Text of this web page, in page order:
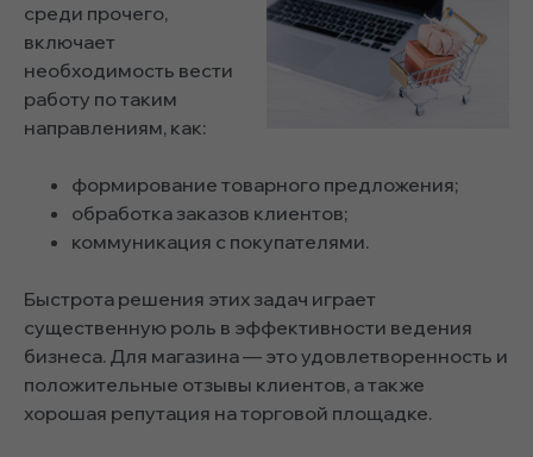
среди прочего,
включает
необходимость вести
работу по таким
направлениям, как:
формирование товарного предложения;
обработка заказов клиентов;
коммуникация с покупателями.
Быстрота решения этих задач играет
существенную роль в эффективности ведения
бизнеса. Для магазина — это удовлетворенность и
положительные отзывы клиентов, а также
хорошая репутация на торговой площадке.